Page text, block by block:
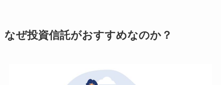
なぜ投資信託がおすすめなのか？